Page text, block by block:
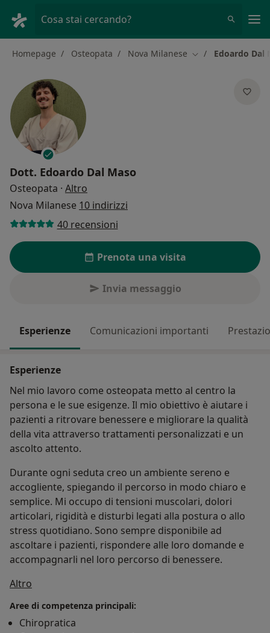
Cosa stai cercando?
Homepage Osteopata Nova Milanese Cambia città
Edoardo Dal
Dott. Edoardo Dal Maso
Osteopata · Altro
Nova Milanese 10 indirizzi
40 recensioni
Prenota una visita
Invia messaggio
Esperienze Comunicazioni importanti
Esperienze
Nel mio lavoro come osteopata metto al centro la
persona e le sue esigenze. Il mio obiettivo è aiutare i
pazienti a ritrovare benessere e migliorare la qualità
della vita attraverso trattamenti personalizzati e un
ascolto attento.
Durante ogni seduta creo un ambiente sereno e
accogliente, spiegando il percorso in modo chiaro e
semplice. Mi occupo di tensioni muscolari, dolori
articolari, rigidità e disturbi legati alla postura o allo
stress quotidiano. Sono sempre disponibile ad
ascoltare i pazienti, rispondere alle loro domande e
accompagnarli nel loro percorso di benessere.
Altro
Aree di competenza principali:
Chiropratica